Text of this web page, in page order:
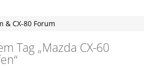
& CX-80 Forum
Tag „Mazda CX-60